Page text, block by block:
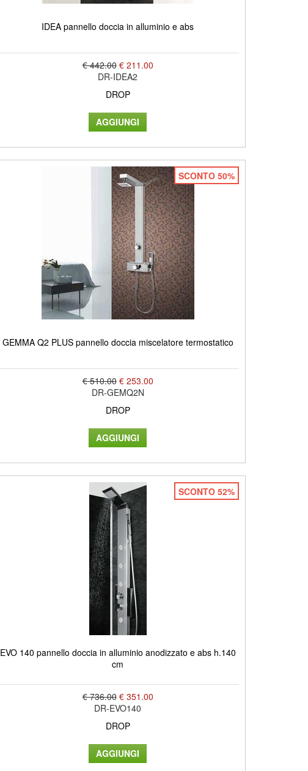
IDEA pannello doccia in alluminio e abs
€ 442.00 € 211.00
DR-IDEA2
DROP
SCONTO 50%
GEMMA Q2 PLUS pannello doccia miscelatore termostatico
€ 510.00 € 253.00
DR-GEMQ2N
DROP
SCONTO 52%
EVO 140 pannello doccia in alluminio anodizzato e abs h.140
cm
€ 736.00 € 351.00
DR-EVO140
DROP